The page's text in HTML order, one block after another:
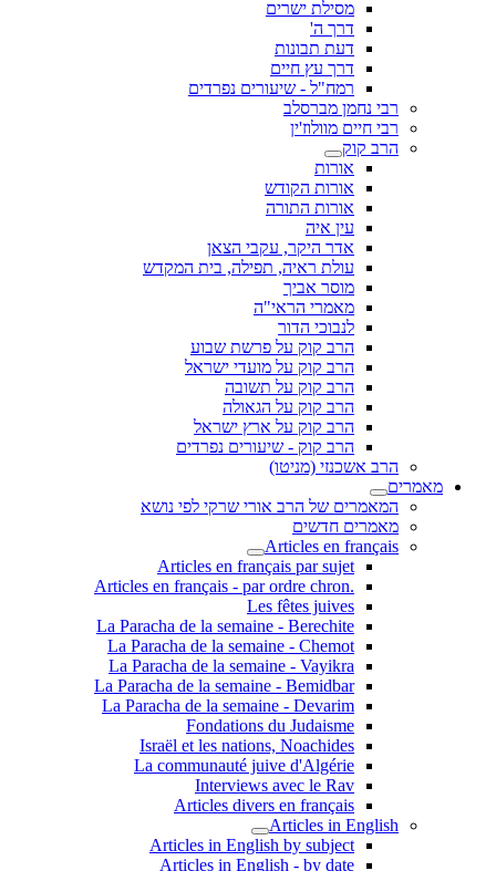
מסילת ישרים
דרך ה'
דעת תבונות
דרך עץ חיים
רמח"ל - שיעורים נפרדים
רבי נחמן מברסלב
רבי חיים מוולוז'ין
הרב קוק
אורות
אורות הקודש
אורות התורה
עין איה
אדר היקר, עקבי הצאן
עולת ראיה, תפילה, בית המקדש
מוסר אביך
מאמרי הראי"ה
לנבוכי הדור
הרב קוק על פרשת שבוע
הרב קוק על מועדי ישראל
הרב קוק על תשובה
הרב קוק על הגאולה
הרב קוק על ארץ ישראל
הרב קוק - שיעורים נפרדים
הרב אשכנזי (מניטו)
מאמרים
המאמרים של הרב אורי שרקי לפי נושא
מאמרים חדשים
Articles en français
Articles en français par sujet
.Articles en français - par ordre chron
Les fêtes juives
La Paracha de la semaine - Berechite
La Paracha de la semaine - Chemot
La Paracha de la semaine - Vayikra
La Paracha de la semaine - Bemidbar
La Paracha de la semaine - Devarim
Fondations du Judaisme
Israël et les nations, Noachides
La communauté juive d'Algérie
Interviews avec le Rav
Articles divers en français
Articles in English
Articles in English by subject
Articles in English - by date